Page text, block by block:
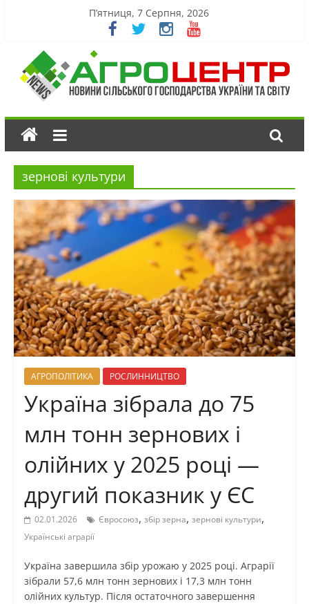
П’ятниця, 7 Серпня, 2026
зернові культури
АГРОПОЛІТИКА РОСЛИННИЦТВО
Україна зібрала до 75
млн тонн зернових і
олійних у 2025 році —
другий показник у ЄС
02.01.2026 Євросоюз, збір зерна, зернові культури,
Українські аграрії
Україна завершила збір урожаю у 2025 році. Аграрії
зібрали 57,6 млн тонн зернових і 17,3 млн тонн
олійних культур. Після остаточного завершення